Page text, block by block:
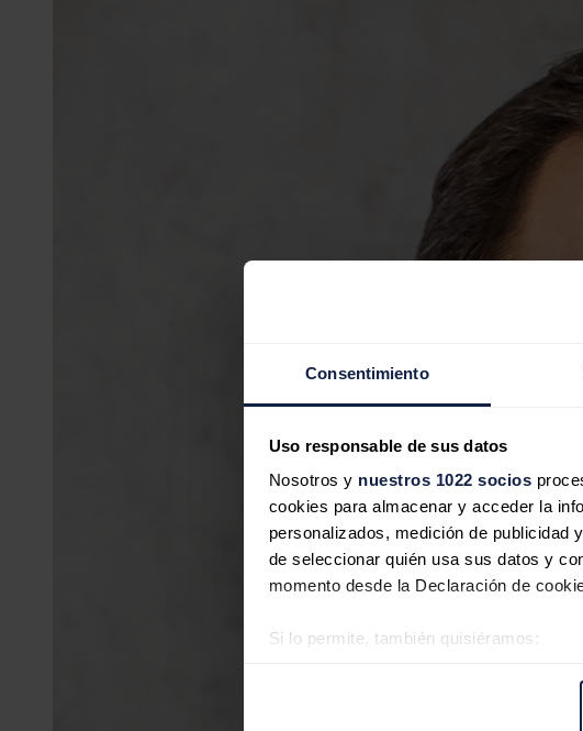
Consentimiento
Uso responsable de sus datos
Nosotros y nuestros 1022 socios
cookies para almacenar y acceder la
personalizados, medición de publicidad
de seleccionar quién usa sus datos y
momento desde la Declaración de
Si lo permite, también quisiéramos: